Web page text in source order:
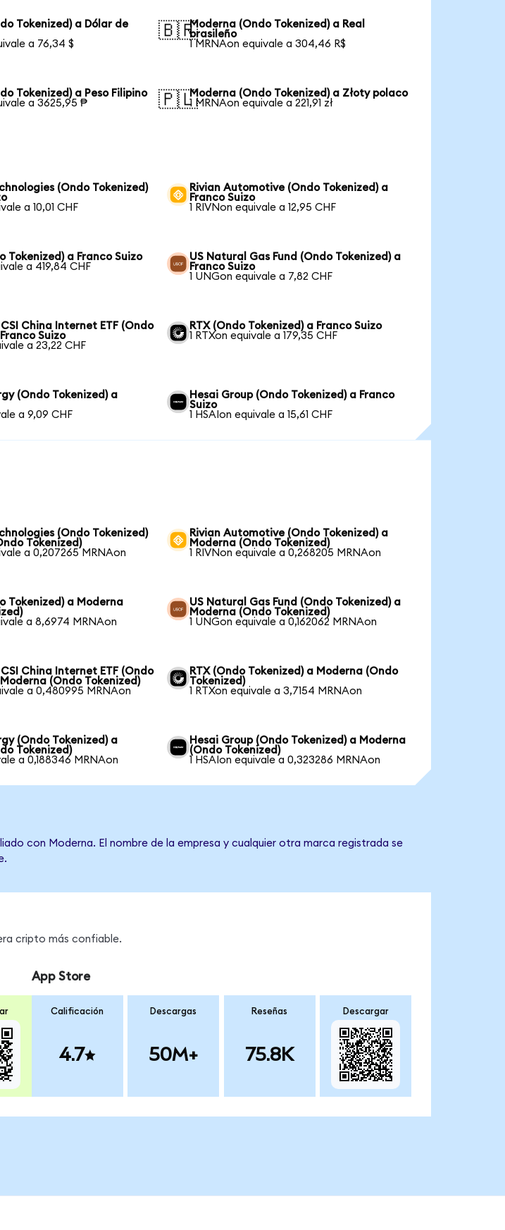
Tokenized) a Dólar de
a 76,34 $
🇧🇷Moderna (Ondo Tokenized) a Real
brasileño
1 MRNAon equivale a 304,46 R$
Tokenized) a Peso Filipino
a 3625,95 ₱
🇵🇱Moderna (Ondo Tokenized) a Złoty polaco
1 MRNAon equivale a 221,91 zł
(Ondo Tokenized)
a 10,01 CHF
Rivian Automotive (Ondo Tokenized) a
Franco Suizo
1 RIVNon equivale a 12,95 CHF
Tokenized) a Franco Suizo
a 419,84 CHF
US Natural Gas Fund (Ondo Tokenized) a
Franco Suizo
1 UNGon equivale a 7,82 CHF
China Internet ETF (Ondo
Suizo
a 23,22 CHF
RTX (Ondo Tokenized) a Franco Suizo
1 RTXon equivale a 179,35 CHF
(Ondo Tokenized) a
a 9,09 CHF
Hesai Group (Ondo Tokenized) a Franco
Suizo
1 HSAIon equivale a 15,61 CHF
(Ondo Tokenized)
Tokenized)
a 0,207265 MRNAon
Rivian Automotive (Ondo Tokenized) a
Moderna (Ondo Tokenized)
1 RIVNon equivale a 0,268205 MRNAon
Tokenized) a Moderna
a 8,6974 MRNAon
US Natural Gas Fund (Ondo Tokenized) a
Moderna (Ondo Tokenized)
1 UNGon equivale a 0,162062 MRNAon
China Internet ETF (Ondo
(Ondo Tokenized)
a 0,480995 MRNAon
RTX (Ondo Tokenized) a Moderna (Ondo
Tokenized)
1 RTXon equivale a 3,7154 MRNAon
(Ondo Tokenized) a
Tokenized)
a 0,188346 MRNAon
Hesai Group (Ondo Tokenized) a Moderna
(Ondo Tokenized)
1 HSAIon equivale a 0,323286 MRNAon
con Moderna. El nombre de la empresa y cualquier otra marca registrada se
cripto más confiable.
App Store
Calificación
4.7
Descargas
50M+
Reseñas
75.8K
Descargar